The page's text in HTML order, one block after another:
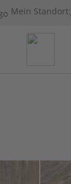
Mein Standort: